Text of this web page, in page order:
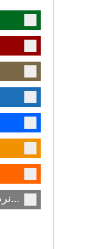
درباره آلمان نرم افزار خوش آمدید